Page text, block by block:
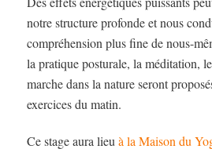
notre structure profonde et nous
compréhension plus fine de nous-
la pratique posturale, la méditation,
marche dans la nature seront
exercices du matin.
Ce stage aura lieuà la Maison du